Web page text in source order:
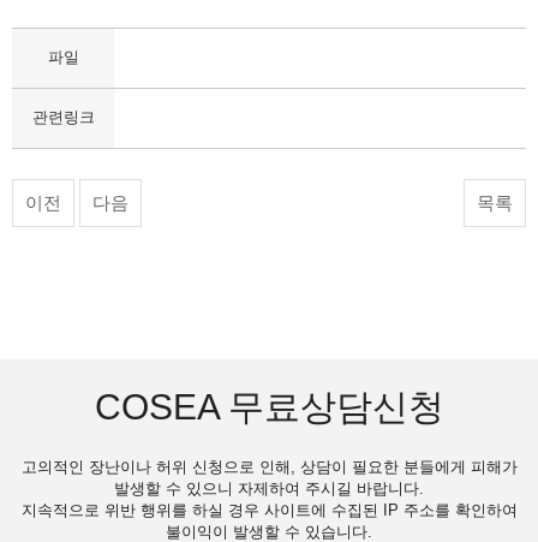
파일
관련링크
이전 다음 목록
COSEA 무료상담신청
고의적인 장난이나 허위 신청으로 인해, 상담이 필요한 분들에게 피해가
발생할 수 있으니 자제하여 주시길 바랍니다.
지속적으로 위반 행위를 하실 경우 사이트에 수집된 IP 주소를 확인하여
불이익이 발생할 수 있습니다.